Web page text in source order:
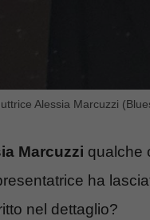
Alessia Marcuzzi
Marcuzzi qualche
ha
nel dettaglio?